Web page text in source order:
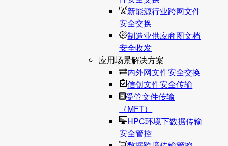
新能源行业跨网文件
安全交换
制造业供应商图文档
安全收发
应用场景解决方案
内外网文件安全交换
信创文件安全传输
受管文件传输
（MFT）
HPC环境下数据传输
安全管控